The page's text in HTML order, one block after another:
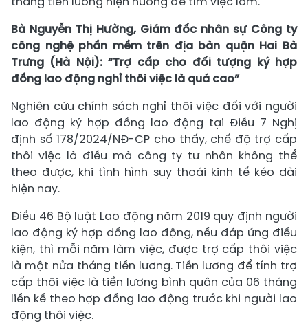
Bà Nguyễn Thị Hường, Giám đốc nhân sự Công ty
công nghệ phần mềm trên địa bàn quận Hai Bà
Trưng (Hà Nội): “Trợ cấp cho đối tượng ký hợp
đồng lao động nghỉ thôi việc là quá cao”
Nghiên cứu chính sách nghỉ thôi việc đối với người
lao động ký hợp đồng lao động tại Điều 7 Nghị
định số 178/2024/NĐ-CP cho thấy, chế độ trợ cấp
thôi việc là điều mà công ty tư nhân không thể
theo được, khi tình hình suy thoái kinh tế kéo dài
hiện nay.
Điều 46 Bộ luật Lao động năm 2019 quy định người
lao động ký hợp dồng lao động, nếu đáp ứng điều
kiện, thì mỗi năm làm việc, được trợ cấp thôi việc
là một nửa tháng tiền lương. Tiền lương để tính trợ
cấp thôi việc là tiền lương bình quân của 06 tháng
liền kề theo hợp đồng lao động trước khi người lao
động thôi việc.